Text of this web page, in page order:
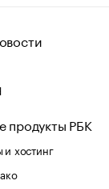
продукты РБК
хостинг